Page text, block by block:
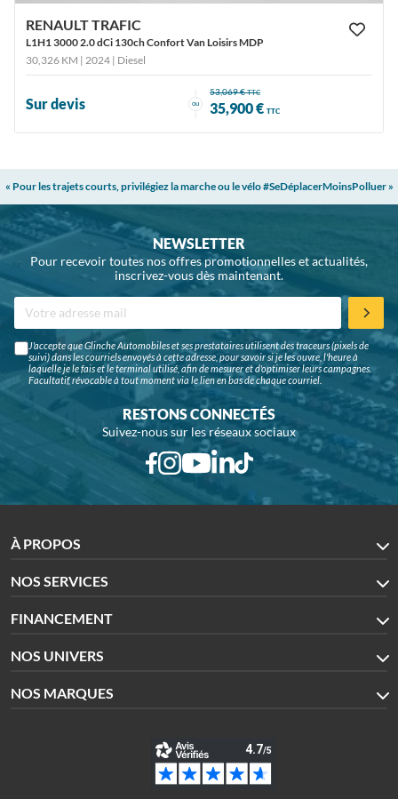
RENAULT TRAFIC
L1H1 3000 2.0 dCi 130ch Confort Van Loisirs MDP
30,326 KM | 2024 | Diesel
Sur devis ou
53,069 €TTC
35,900 € TTC
« Pour les trajets courts, privilégiez la marche ou le vélo #SeDéplacerMoinsPolluer »
NEWSLETTER
Pour recevoir toutes nos offres promotionnelles et actualités,
inscrivez-vous dès maintenant.
J'accepte que Glinche Automobiles et ses prestataires utilisent des traceurs (pixels de
suivi) dans les courriels envoyés à cette adresse, pour savoir si je les ouvre, l'heure à
laquelle je le fais et le terminal utilisé, afin de mesurer et d'optimiser leurs campagnes.
Facultatif, révocable à tout moment via le lien en bas de chaque courriel.
RESTONS CONNECTÉS
Suivez-nous sur les réseaux sociaux
À PROPOS
NOS SERVICES
FINANCEMENT
NOS UNIVERS
NOS MARQUES